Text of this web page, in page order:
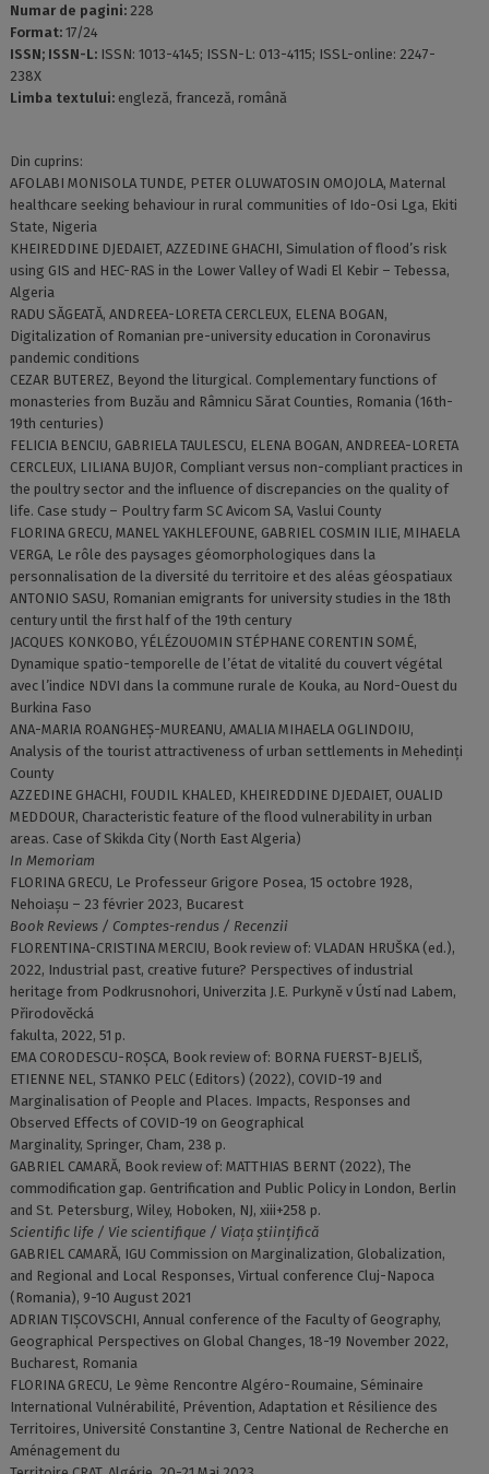
Numar de pagini: 228
Format: 17/24
ISSN; ISSN-L: ISSN: 1013-4145; ISSN-L: 013-4115; ISSL-online: 2247-
238X
Limba textului: engleză, franceză, română
Din cuprins:
AFOLABI MONISOLA TUNDE, PETER OLUWATOSIN OMOJOLA, Maternal
healthcare seeking behaviour in rural communities of Ido-Osi Lga, Ekiti
State, Nigeria
KHEIREDDINE DJEDAIET, AZZEDINE GHACHI, Simulation of flood’s risk
using GIS and HEC-RAS in the Lower Valley of Wadi El Kebir – Tebessa,
Algeria
RADU SĂGEATĂ, ANDREEA-LORETA CERCLEUX, ELENA BOGAN,
Digitalization of Romanian pre-university education in Coronavirus
pandemic conditions
CEZAR BUTEREZ, Beyond the liturgical. Complementary functions of
monasteries from Buzău and Râmnicu Sărat Counties, Romania (16th-
19th centuries)
FELICIA BENCIU, GABRIELA TAULESCU, ELENA BOGAN, ANDREEA-LORETA
CERCLEUX, LILIANA BUJOR, Compliant versus non-compliant practices in
the poultry sector and the influence of discrepancies on the quality of
life. Case study – Poultry farm SC Avicom SA, Vaslui County
FLORINA GRECU, MANEL YAKHLEFOUNE, GABRIEL COSMIN ILIE, MIHAELA
VERGA, Le rôle des paysages géomorphologiques dans la
personnalisation de la diversité du territoire et des aléas géospatiaux
ANTONIO SASU, Romanian emigrants for university studies in the 18th
century until the first half of the 19th century
JACQUES KONKOBO, YÉLÉZOUOMIN STÉPHANE CORENTIN SOMÉ,
Dynamique spatio-temporelle de l’état de vitalité du couvert végétal
avec l’indice NDVI dans la commune rurale de Kouka, au Nord-Ouest du
Burkina Faso
ANA-MARIA ROANGHEȘ-MUREANU, AMALIA MIHAELA OGLINDOIU,
Analysis of the tourist attractiveness of urban settlements in Mehedinţi
County
AZZEDINE GHACHI, FOUDIL KHALED, KHEIREDDINE DJEDAIET, OUALID
MEDDOUR, Characteristic feature of the flood vulnerability in urban
areas. Case of Skikda City (North East Algeria)
In Memoriam
FLORINA GRECU, Le Professeur Grigore Posea, 15 octobre 1928,
Nehoiaşu – 23 février 2023, Bucarest
Book Reviews / Comptes-rendus / Recenzii
FLORENTINA-CRISTINA MERCIU, Book review of: VLADAN HRUŠKA (ed.),
2022, Industrial past, creative future? Perspectives of industrial
heritage from Podkrusnohori, Univerzita J.E. Purkyně v Ústí nad Labem,
Přirodověcká
fakulta, 2022, 51 p.
EMA CORODESCU-ROȘCA, Book review of: BORNA FUERST-BJELIŠ,
ETIENNE NEL, STANKO PELC (Editors) (2022), COVID-19 and
Marginalisation of People and Places. Impacts, Responses and
Observed Effects of COVID-19 on Geographical
Marginality, Springer, Cham, 238 p.
GABRIEL CAMARĂ, Book review of: MATTHIAS BERNT (2022), The
commodification gap. Gentrification and Public Policy in London, Berlin
and St. Petersburg, Wiley, Hoboken, NJ, xiii+258 p.
Scientific life / Vie scientifique / Viața științifică
GABRIEL CAMARĂ, IGU Commission on Marginalization, Globalization,
and Regional and Local Responses, Virtual conference Cluj-Napoca
(Romania), 9-10 August 2021
ADRIAN TIȘCOVSCHI, Annual conference of the Faculty of Geography,
Geographical Perspectives on Global Changes, 18-19 November 2022,
Bucharest, Romania
FLORINA GRECU, Le 9ème Rencontre Algéro-Roumaine, Séminaire
International Vulnérabilité, Prévention, Adaptation et Résilience des
Territoires, Université Constantine 3, Centre National de Recherche en
Aménagement du